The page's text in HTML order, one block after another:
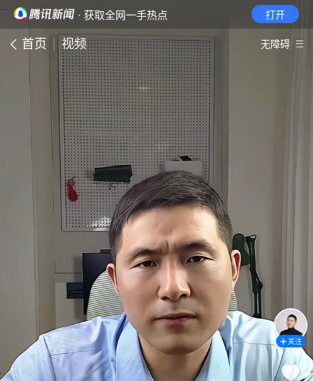
· 获取全网一手热点 打开
首页 视频 无障碍
关注